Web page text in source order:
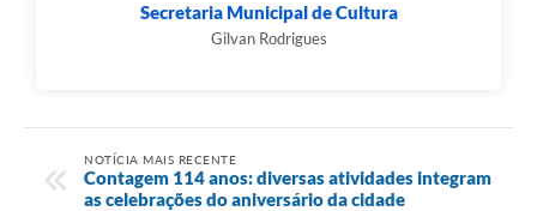
Secretaria Municipal de Cultura
Gilvan Rodrigues
NOTÍCIA MAIS RECENTE
Contagem 114 anos: diversas atividades integram
as celebrações do aniversário da cidade